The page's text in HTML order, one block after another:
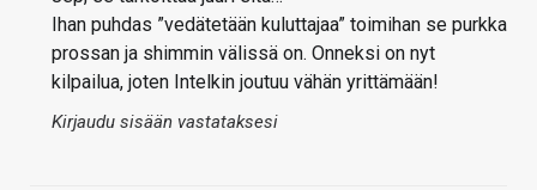
Ihan puhdas ”vedätetään kuluttajaa” toimihan se purkka
prossan ja shimmin välissä on. Onneksi on nyt
kilpailua, joten Intelkin joutuu vähän yrittämään!
Kirjaudu sisään vastataksesi